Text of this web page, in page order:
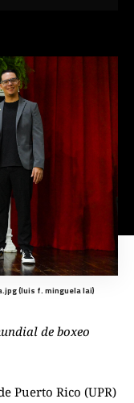
(luis f. minguela lai)
de boxeo
Puerto Rico (UPR)